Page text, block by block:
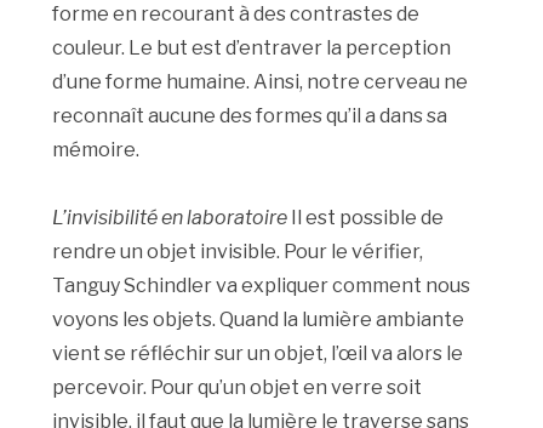
forme en recourant à des contrastes de
couleur. Le but est d’entraver la perception
d’une forme humaine. Ainsi, notre cerveau ne
reconnaît aucune des formes qu’il a dans sa
mémoire.
L’invisibilité en laboratoire Il est possible de
rendre un objet invisible. Pour le vérifier,
Tanguy Schindler va expliquer comment nous
voyons les objets. Quand la lumière ambiante
vient se réfléchir sur un objet, l’œil va alors le
percevoir. Pour qu’un objet en verre soit
invisible, il faut que la lumière le traverse sans